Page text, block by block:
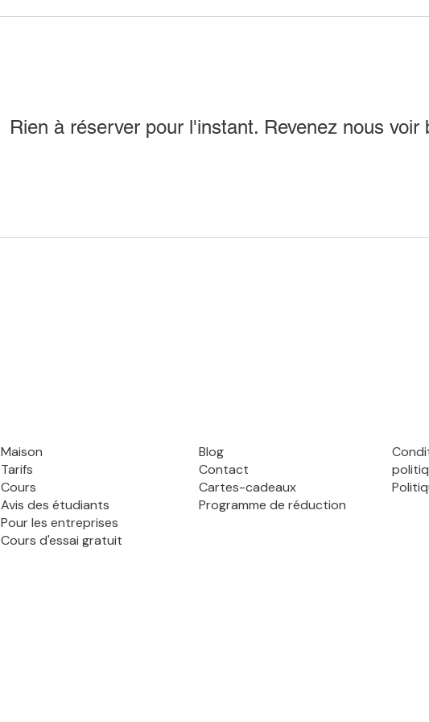
Rien à réserver pour l'instant. Revenez nous voir
Maison
Tarifs
Cours
Avis des étudiants
Pour les entreprises
Cours d'essai gratuit
Blog
Contact
Cartes-cadeaux
Programme de réduction